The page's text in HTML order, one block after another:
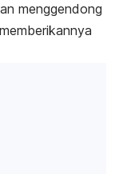
menggendong